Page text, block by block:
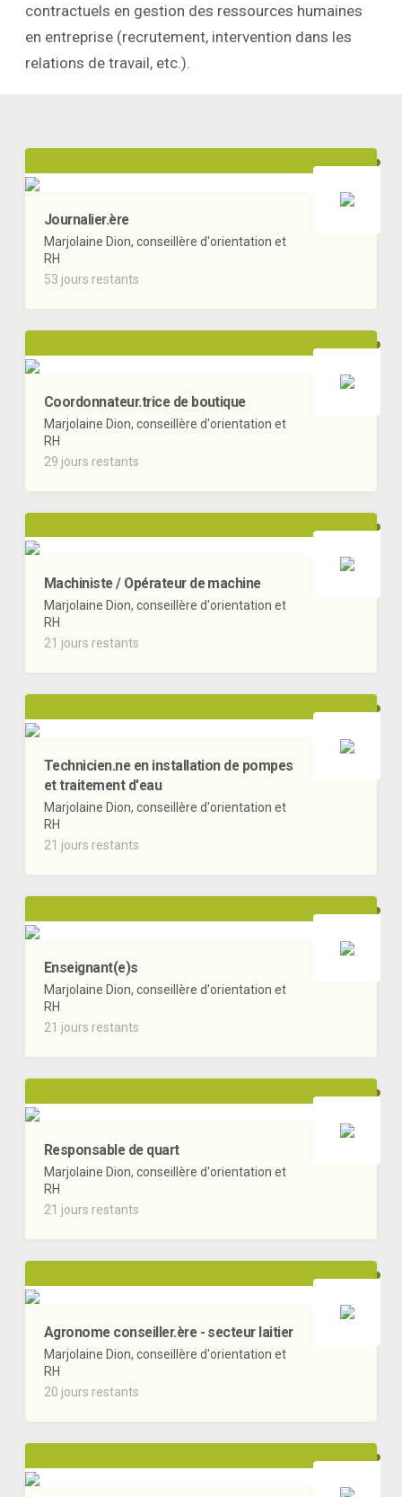
contractuels en gestion des ressources humaines
en entreprise (recrutement, intervention dans les
relations de travail, etc.).
Journalier.ère
Marjolaine Dion, conseillère d'orientation et
RH
53 jours restants
Coordonnateur.trice de boutique
Marjolaine Dion, conseillère d'orientation et
RH
29 jours restants
Machiniste / Opérateur de machine
Marjolaine Dion, conseillère d'orientation et
RH
21 jours restants
Technicien.ne en installation de pompes
et traitement d'eau
Marjolaine Dion, conseillère d'orientation et
RH
21 jours restants
Enseignant(e)s
Marjolaine Dion, conseillère d'orientation et
RH
21 jours restants
Responsable de quart
Marjolaine Dion, conseillère d'orientation et
RH
21 jours restants
Agronome conseiller.ère - secteur laitier
Marjolaine Dion, conseillère d'orientation et
RH
20 jours restants